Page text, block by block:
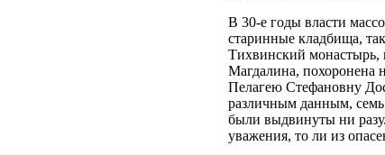
В 30-е годы власти
старинные кладбища,
Тихвинский монастырь,
Магдалина, похоронена
Пелагею Стефановну
различным данным,
были выдвинуты ни
уважения, то ли из